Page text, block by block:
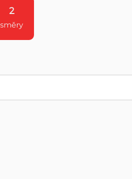
2
směry